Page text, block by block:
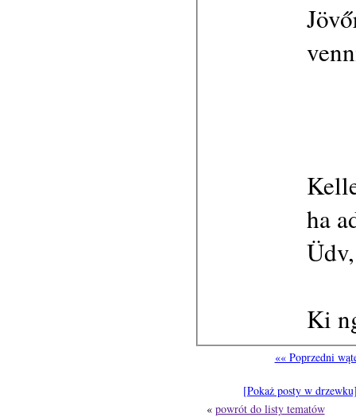
ha
Üdv,
Ki
«« Poprzedni
[Pokaż posty w
« powrót do listy tematów